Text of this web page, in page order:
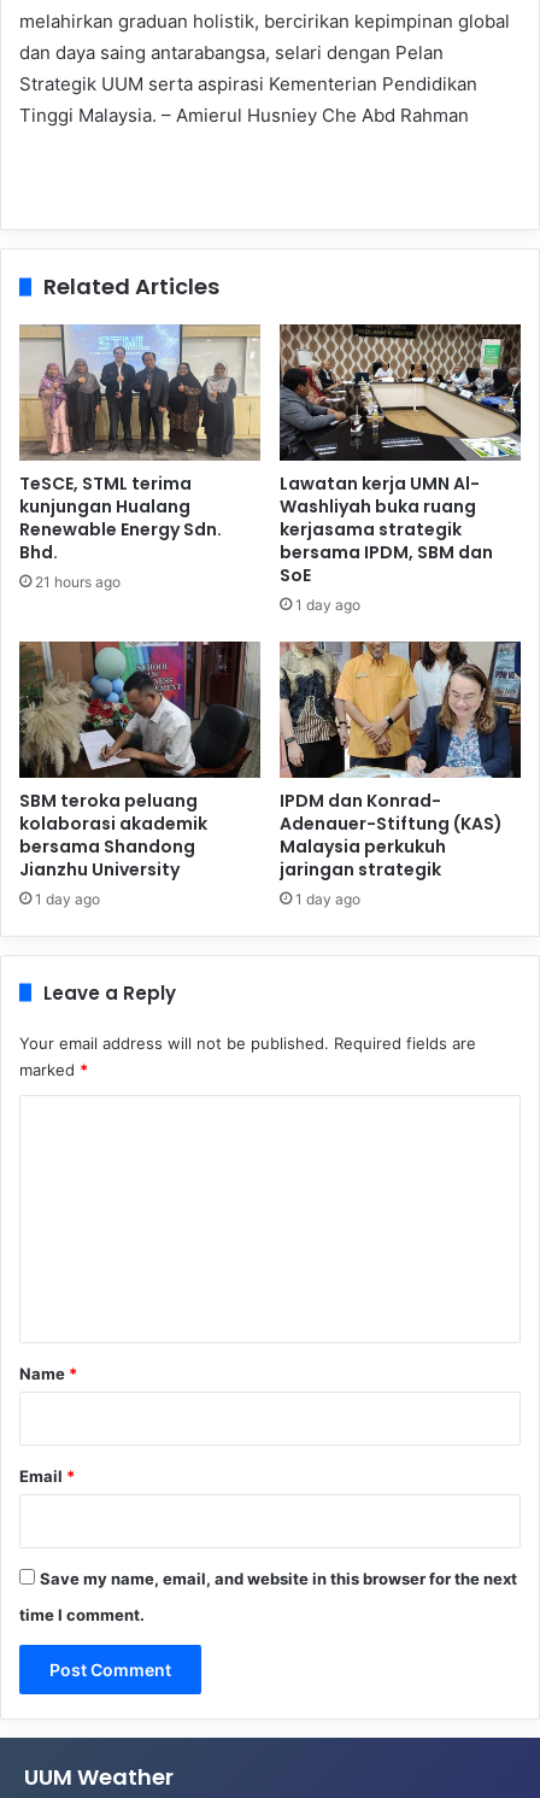
melahirkan graduan holistik, bercirikan kepimpinan global
dan daya saing antarabangsa, selari dengan Pelan
Strategik UUM serta aspirasi Kementerian Pendidikan
Tinggi Malaysia. – Amierul Husniey Che Abd Rahman
Related Articles
TeSCE, STML terima
kunjungan Hualang
Renewable Energy Sdn.
Bhd.
21 hours ago
Lawatan kerja UMN Al-
Washliyah buka ruang
kerjasama strategik
bersama IPDM, SBM dan
SoE
1 day ago
SBM teroka peluang
kolaborasi akademik
bersama Shandong
Jianzhu University
1 day ago
IPDM dan Konrad-
Adenauer-Stiftung (KAS)
Malaysia perkukuh
jaringan strategik
1 day ago
Leave a Reply
Your email address will not be published. Required fields are
marked *
*
Name *
Email *
Save my name, email, and website in this browser for the next
time I comment.
UUM Weather